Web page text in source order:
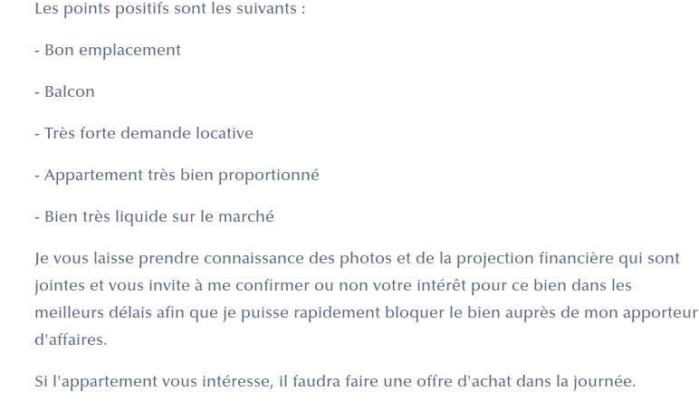
Les points positifs sont les suivants :
- Bon emplacement
- Balcon
- Très forte demande locative
- Appartement très bien proportionné
- Bien très liquide sur le marché
Je vous laisse prendre connaissance des photos et de la projection financière qui sont
jointes et vous invite à me confirmer ou non votre intérêt pour ce bien dans les
meilleurs délais afin que je puisse rapidement bloquer le bien auprès de mon apporteur
d'affaires.
Si l'appartement vous intéresse, il faudra faire une offre d'achat dans la journée.